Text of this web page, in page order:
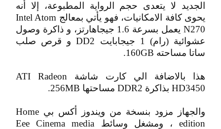
الجديد لا يتعدى حجم الرواية المطبوعة، إلا أنه
يحوى كافة الامكانيات، فهو يأتي بمعالج Intel Atom
N270 يعمل بسرعة 1.6 جيجاهارتز، و ذاكرة وصول
عشوائية (رام) 1 جيجابايت DD2 و قرص صلب
ساتا مساحته 160GB.
هذا بالاضافة الي كارت شاشة ATI Radeon
HD3450 بذاكرة DDR2 مساحتها 256MB.
والجهاز مزود بنسخة من ويندوز أكس بي Home
edition ، ومشغل وسائط Eee Cinema media